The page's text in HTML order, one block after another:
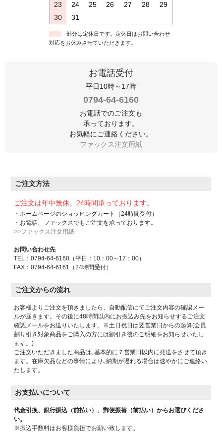
23
24 25 26 27 28
29
30
31
部分は定休日です。定休日はお問い合わせ
対応をお休みさせていただきます。
お電話受付
平日10時～17時
0794-64-6160
お電話でのご注文も
承っております。
お気軽にご連絡ください。
ファックス注文用紙
ご注文方法
ご注文は年中無休、24時間承っております。
・ホームページのショッピングカート（24時間受付）
・お電話、ファックスでもご注文を承っております。
>>ファックス注文用紙
お問い合わせ先
TEL：0794-64-6160（平日：10：00～17：00）
FAX：0794-64-6161（24時間受付）
ご注文からの流れ
お客様よりご注文を頂きましたら、自動配信にてご注文内容の確認メー
ルが届きます。その後に48時間以内にお振込み先をお知らせするご注文
確認メールをお送りいたします。※土日祝日は翌営業日からの起算(会員
割り引き対象商品をご購入の方には割引き後のご明細をお知らせいたし
ます。)
ご注文いただきました商品は､基本的に７営業日以内に発送をさせて頂き
ます。在庫欠品などの事情により､納期が遅れる場合は速やかにご連絡い
たします。
お支払いについて
代金引換、銀行振込（前払い）、郵便振替（前払い）からお選びくださ
い。
※振込手数料はお客様負担でお願い致します。